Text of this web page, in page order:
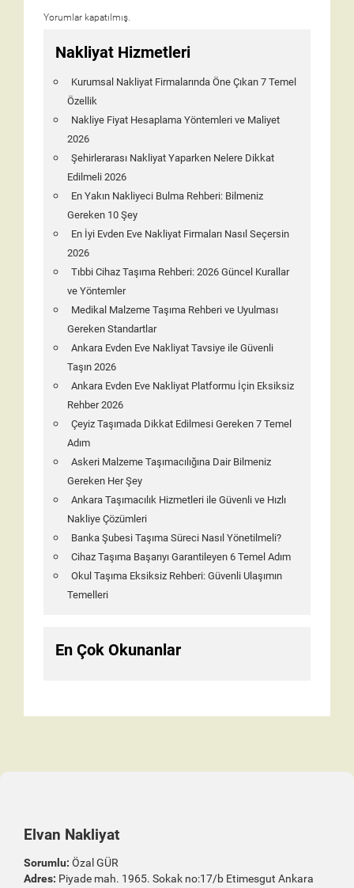
Yorumlar kapatılmış.
Nakliyat Hizmetleri
Kurumsal Nakliyat Firmalarında Öne Çıkan 7 Temel
Özellik
Nakliye Fiyat Hesaplama Yöntemleri ve Maliyet
2026
Şehirlerarası Nakliyat Yaparken Nelere Dikkat
Edilmeli 2026
En Yakın Nakliyeci Bulma Rehberi: Bilmeniz
Gereken 10 Şey
En İyi Evden Eve Nakliyat Firmaları Nasıl Seçersin
2026
Tıbbi Cihaz Taşıma Rehberi: 2026 Güncel Kurallar
ve Yöntemler
Medikal Malzeme Taşıma Rehberi ve Uyulması
Gereken Standartlar
Ankara Evden Eve Nakliyat Tavsiye ile Güvenli
Taşın 2026
Ankara Evden Eve Nakliyat Platformu İçin Eksiksiz
Rehber 2026
Çeyiz Taşımada Dikkat Edilmesi Gereken 7 Temel
Adım
Askeri Malzeme Taşımacılığına Dair Bilmeniz
Gereken Her Şey
Ankara Taşımacılık Hizmetleri ile Güvenli ve Hızlı
Nakliye Çözümleri
Banka Şubesi Taşıma Süreci Nasıl Yönetilmeli?
Cihaz Taşıma Başarıyı Garantileyen 6 Temel Adım
Okul Taşıma Eksiksiz Rehberi: Güvenli Ulaşımın
Temelleri
En Çok Okunanlar
Elvan Nakliyat
Sorumlu: Özal GÜR
Adres: Piyade mah. 1965. Sokak no:17/b Etimesgut Ankara